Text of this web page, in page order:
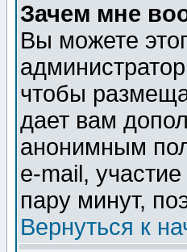
Зачем мне
Вы можете
чтобы
дает вам
анонимным
e-mail,
пару минут,
Вернуться к